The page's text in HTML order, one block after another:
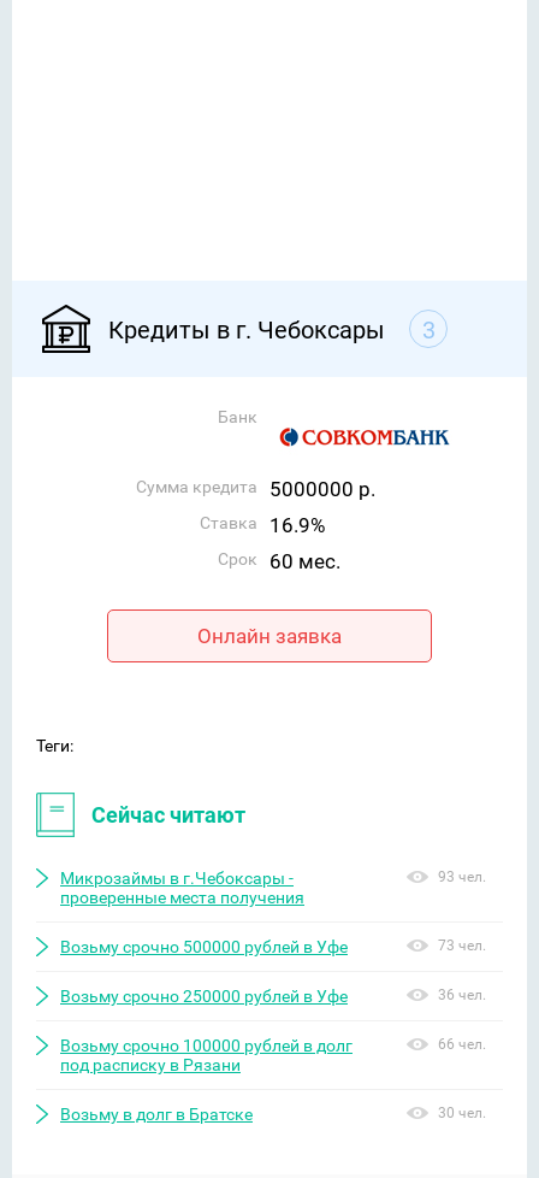
Кредиты в г. Чебоксары 3
Банк
Сумма кредита 5000000 р.
Ставка 16.9%
Срок 60 мес.
Онлайн заявка
Теги:
Сейчас читают
Микрозаймы в г.Чебоксары -
проверенные места получения
93 чел.
Возьму срочно 500000 рублей в Уфе 73 чел.
Возьму срочно 250000 рублей в Уфе 36 чел.
Возьму срочно 100000 рублей в долг
под расписку в Рязани
66 чел.
Возьму в долг в Братске 30 чел.